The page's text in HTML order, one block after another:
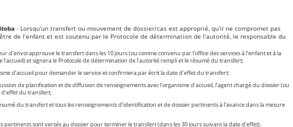
- Lorsqu’un transfert ou mouvement de dossier/cas est approprié, qu’il ne compromet pas
de l’enfant et est soutenu par le Protocole de détermination de l’autorité, le responsable du
d’envoi approuve le transfert dans les 10 jours (ou comme convenu par l’office des services à l’enfant et à la
l’accueil) et signera le Protocole de détermination de l’autorité rempli et le résumé du transfert;
d’accueil pour demander le service et confirmera par écrit la date d’effet du transfert;
de planification et de diffusion de renseignements avec l’organisme d’accueil, l’agent chargé du dossier (ou
du transfert;
du transfert et tous les renseignements d’identification et de dossier pertinents à l’avance dans la mesure
pertinents sont versés au dossier pour terminer le transfert (dans les 30 jours suivant la date d’effet).